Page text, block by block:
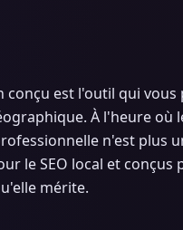
conçu est l'outil qui
À l'heure où
n'est plus
le SEO local et
mérite.